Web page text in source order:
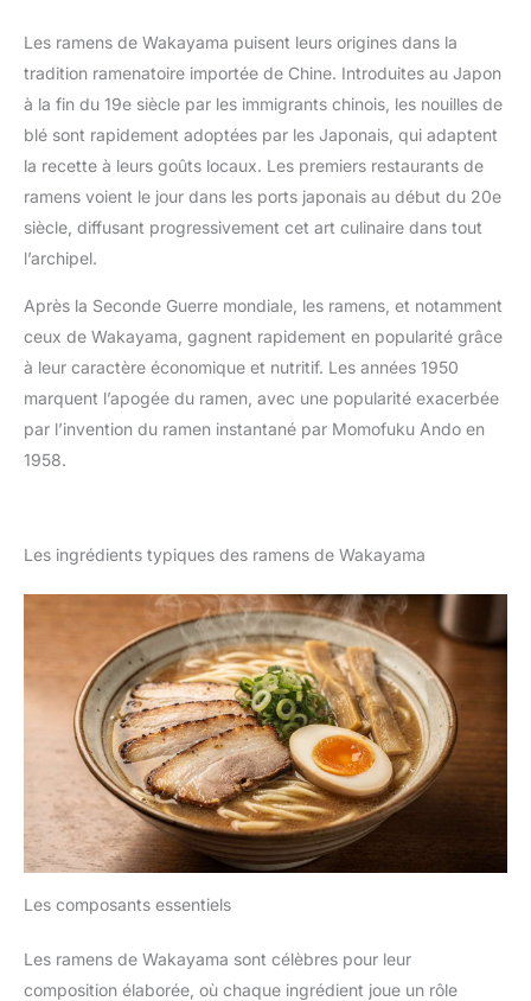
Les ramens de Wakayama puisent leurs origines dans la
tradition ramenatoire importée de Chine. Introduites au Japon
à la fin du 19e siècle par les immigrants chinois, les nouilles de
blé sont rapidement adoptées par les Japonais, qui adaptent
la recette à leurs goûts locaux. Les premiers restaurants de
ramens voient le jour dans les ports japonais au début du 20e
siècle, diffusant progressivement cet art culinaire dans tout
l’archipel.
Après la Seconde Guerre mondiale, les ramens, et notamment
ceux de Wakayama, gagnent rapidement en popularité grâce
à leur caractère économique et nutritif. Les années 1950
marquent l’apogée du ramen, avec une popularité exacerbée
par l’invention du ramen instantané par Momofuku Ando en
1958.
Les ingrédients typiques des ramens de Wakayama
Les composants essentiels
Les ramens de Wakayama sont célèbres pour leur
composition élaborée, où chaque ingrédient joue un rôle